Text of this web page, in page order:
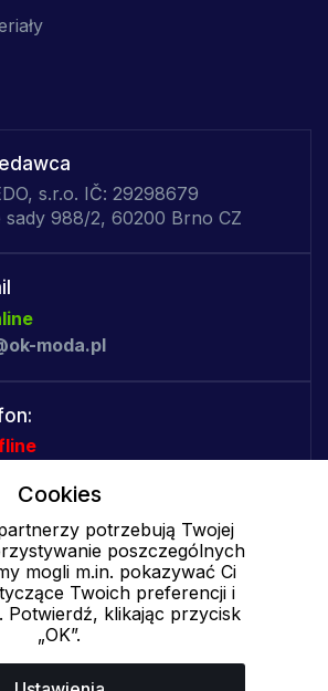
s.r.o. IČ: 29298679
sady 988/2, 60200 Brno CZ
moda.pl
ustawienia|Więcej informacji|
Cookies
potrzebują Twojej
poszczególnych
mogli m.in. pokazywać Ci
Twoich preferencji i
Potwierdź, klikając przycisk
„OK”.